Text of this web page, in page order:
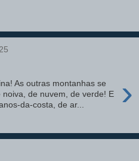
›
As outras montanhas se
de nuvem, de verde! E
da-costa, de ar...